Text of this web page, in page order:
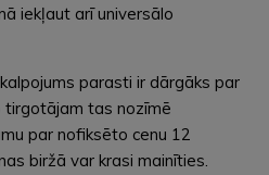
iekļaut arī universālo
parasti ir dārgāks par
tirgotājam tas nozīmē
par nofiksēto cenu 12
biržā var krasi mainīties.